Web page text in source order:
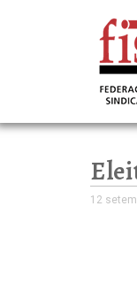
12